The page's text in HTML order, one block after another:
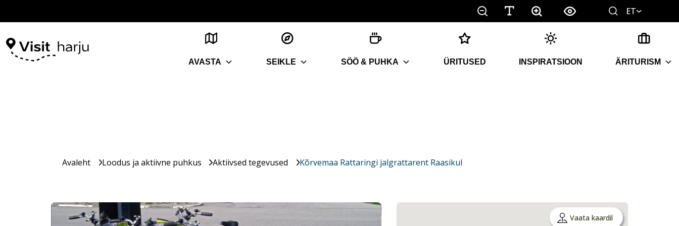
ET
AVASTA SEIKLE SÖÖ & PUHKA ÜRITUSED INSPIRATSIOON ÄRITURISM
Avaleht Loodus ja aktiivne puhkus Aktiivsed tegevused Kõrvemaa Rattaringi jalgrattarent Raasikul
Vaata kaardil